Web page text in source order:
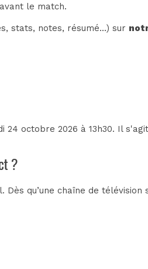
le match.
stats, notes, résumé...) sur
octobre 2026 à 13h30. Il
?
qu’une chaîne de